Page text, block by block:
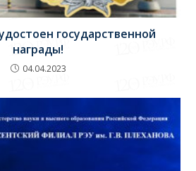
государственной
награды!
04.04.2023